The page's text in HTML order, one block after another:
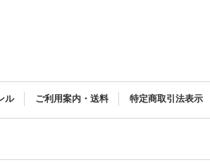
ル ご利用案内・送料 特定商取引法表示